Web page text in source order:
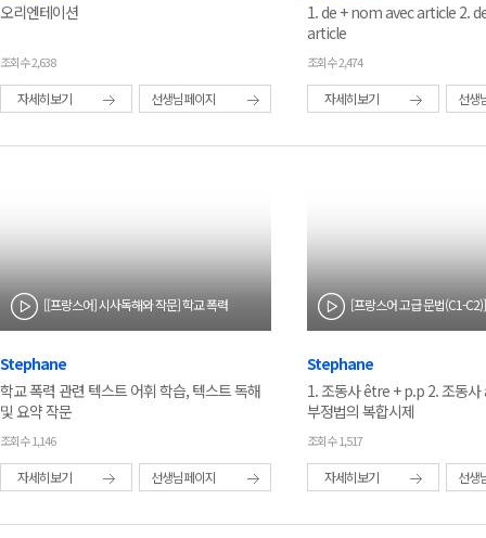
오리엔테이션
조회수 2,638
자세히보기 선생님페이지
1. de + nom avec article 2.
article
조회수 2,474
자세히보기 선생
[[프랑스어] 시사독해와 작문] 학교 폭력
Stephane
학교 폭력 관련 텍스트 어휘 학습, 텍스트 독해
및 요약 작문
조회수 1,146
자세히보기 선생님페이지
Stephane
1. 조동사 être + p.p 2. 조동
부정법의 복합시제
조회수 1,517
자세히보기 선생